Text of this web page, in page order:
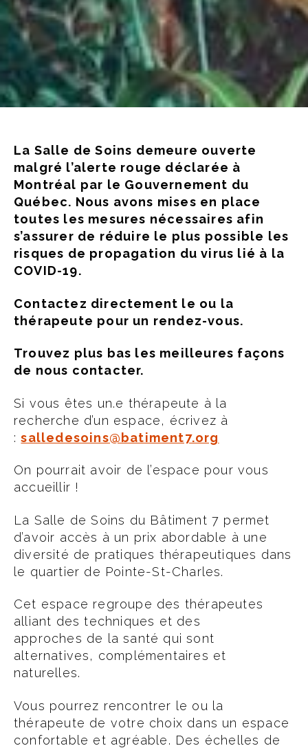
La Salle de Soins demeure ouverte
malgré l’alerte rouge déclarée à
Montréal par le Gouvernement du
Québec. Nous avons mises en place
toutes les mesures nécessaires afin
s’assurer de réduire le plus possible les
risques de propagation du virus lié à la
COVID-19.
Contactez directement le ou la
thérapeute pour un rendez-vous.
Trouvez plus bas les meilleures façons
de nous contacter.
Si vous êtes un.e thérapeute à la
recherche d’un espace, écrivez à
:salledesoins@batiment7.org
On pourrait avoir de l’espace pour vous
accueillir !
La Salle de Soins du Bâtiment 7 permet
d’avoir accès à un prix abordable à une
diversité de pratiques thérapeutiques dans
le quartier de Pointe-St-Charles.
Cet espace regroupe des thérapeutes
alliant des techniques et des
approches de la santé qui sont
alternatives, complémentaires et
naturelles.
Vous pourrez rencontrer le ou la
thérapeute de votre choix dans un espace
confortable et agréable. Des échelles de